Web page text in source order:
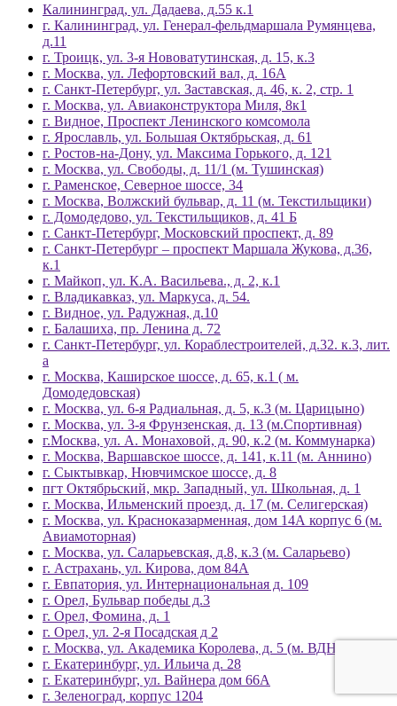
Калининград, ул. Дадаева, д.55 к.1
г. Калининград, ул. Генерал-фельдмаршала Румянцева,
д.11
г. Троицк, ул. 3-я Нововатутинская, д. 15, к.3
г. Москва, ул. Лефортовский вал, д. 16А
г. Санкт-Петербург, ул. Заставская, д. 46, к. 2, стр. 1
г. Москва, ул. Авиаконструктора Миля, 8к1
г. Видное, Проспект Ленинского комсомола
г. Ярославль, ул. Большая Октябрьская, д. 61
г. Ростов-на-Дону, ул. Максима Горького, д. 121
г. Москва, ул. Свободы, д. 11/1 (м. Тушинская)
г. Раменское, Северное шоссе, 34
г. Москва, Волжский бульвар, д. 11 (м. Текстильщики)
г. Домодедово, ул. Текстильщиков, д. 41 Б
г. Санкт-Петербург, Московский проспект, д. 89
г. Санкт-Петербург – проспект Маршала Жукова, д.36,
к.1
г. Майкоп, ул. К.А. Васильева., д. 2, к.1
г. Владикавказ, ул. Маркуса, д. 54.
г. Видное, ул. Радужная, д.10
г. Балашиха, пр. Ленина д. 72
г. Санкт-Петербург, ул. Кораблестроителей, д.32. к.3, лит.
а
г. Москва, Каширское шоссе, д. 65, к.1 ( м.
Домодедовская)
г. Москва, ул. 6-я Радиальная, д. 5, к.3 (м. Царицыно)
г. Москва, ул. 3-я Фрунзенская, д. 13 (м.Спортивная)
г.Москва, ул. А. Монаховой, д. 90, к.2 (м. Коммунарка)
г. Москва, Варшавское шоссе, д. 141, к.11 (м. Аннино)
г. Сыктывкар, Нювчимское шоссе, д. 8
пгт Октябрьский, мкр. Западный, ул. Школьная, д. 1
г. Москва, Ильменский проезд, д. 17 (м. Селигерская)
г. Москва, ул. Красноказарменная, дом 14А корпус 6 (м.
Авиамоторная)
г. Москва, ул. Саларьевская, д.8, к.3 (м. Саларьево)
г. Астрахань, ул. Кирова, дом 84А
г. Евпатория, ул. Интернациональная д. 109
г. Орел, Бульвар победы д.3
г. Орел, Фомина, д. 1
г. Орел, ул. 2-я Посадская д 2
г. Москва, ул. Академика Королева, д. 5 (м. ВДНХ)
г. Екатеринбург, ул. Ильича д. 28
г. Екатеринбург, ул. Вайнера дом 66А
г. Зеленоград, корпус 1204